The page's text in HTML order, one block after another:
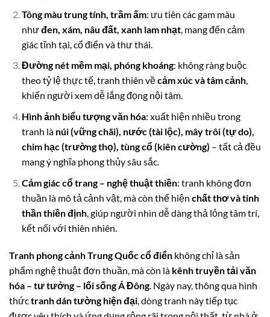
Tông màu trung tính, trầm ấm: ưu tiên các gam màu
nhưđen, xám, nâu đất, xanh lam nhạt, mang đến cảm
giác tĩnh tại, cổ điển và thư thái.
Đường nét mềm mại, phóng khoáng: không ràng buộc
theo tỷ lệ thực tế, tranh thiên vềcảm xúc và tâm cảnh,
khiến người xem dễ lắng đọng nội tâm.
Hình ảnh biểu tượng văn hóa: xuất hiện nhiều trong
tranh là núi (vững chãi), nước (tài lộc), mây trôi (tự do),
chim hạc (trường thọ), tùng cổ (kiên cường) – tất cả đều
mang ý nghĩa phong thủy sâu sắc.
Cảm giác cổ trang – nghệ thuật thiền: tranh không đơn
thuần là mô tả cảnh vật, mà còn thể hiện chất thơ và tinh
thần thiền định, giúp người nhìn dễ dàng thả lỏng tâm trí,
kết nối với thiên nhiên.
Tranh phong cảnh Trung Quốc cổ điển không chỉ là sản
phẩm nghệ thuật đơn thuần, mà còn là kênh truyền tải văn
hóa – tư tưởng – lối sống Á Đông. Ngày nay, thông qua hình
thứctranh dán tường hiện đại, dòng tranh này tiếp tục